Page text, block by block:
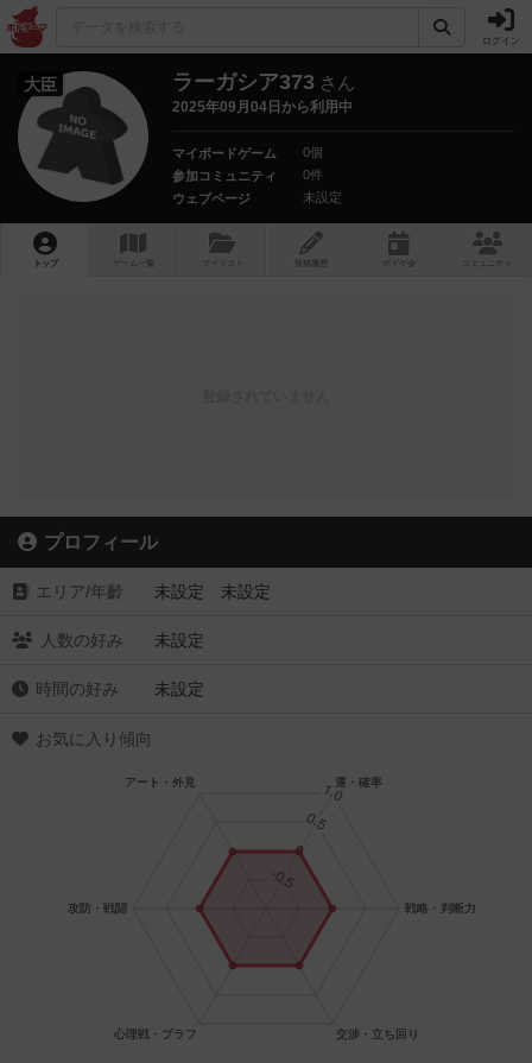
ログイン
大臣 ラーガシア373 さん
2025年09月04日から利用中
マイボードゲーム
0個
参加コミュニティ
0件
ウェブページ
未設定
トップ ゲーム一覧 マイリスト 投稿履歴 ボ ドゲ コミュニティ
プロフィール
エリア/年齡 未設定 未設定
人数の好み 未設定
時間の好み 未設定
お気に入り傾向